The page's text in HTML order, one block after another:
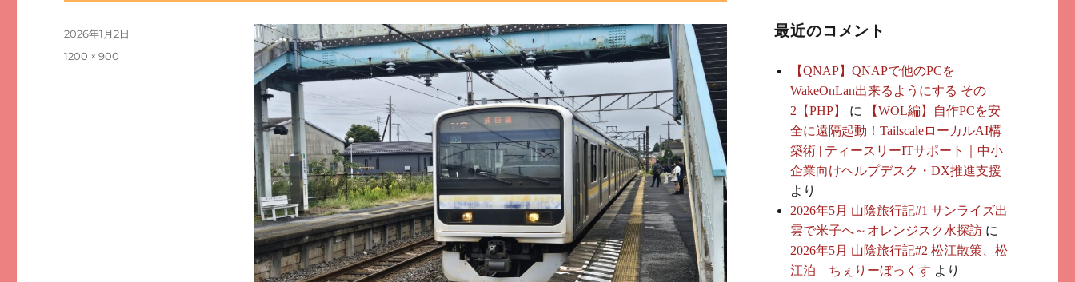
投
2026年1月2日
フ
1200 × 900
最近のコメント
【QNAP】QNAPで他のPCを
WakeOnLan出来るようにする その
2【PHP】
に
【WOL編】自作PCを安
全に遠隔起動！TailscaleローカルAI構
築術 | ティースリーITサポート｜中小
企業向けヘルプデスク・DX推進支援
より
2026年5月 山陰旅行記#1 サンライズ出
雲で米子へ～オレンジスク水探訪に
2026年5月 山陰旅行記#2 松江散策、松
江泊 – ちぇりーぼっくす より